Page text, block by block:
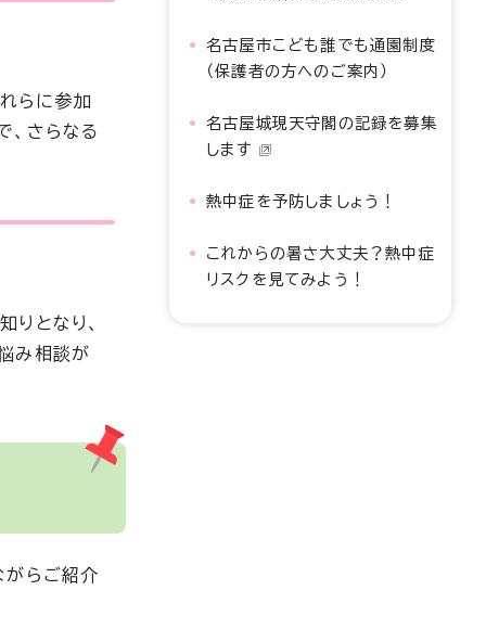
らに参加
、さらなる
となり、
み相談が
がらご紹介
名古屋市こども誰でも通園制度
（保護者の方へのご案内）
名古屋城現天守閣の記録を募集
します
熱中症を予防しましょう！
これからの暑さ大丈夫？熱中症
リスクを見てみよう！